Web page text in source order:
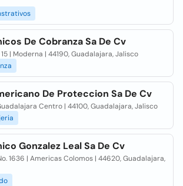
De Cobranza Sa De Cv
| Moderna | 44190, Guadalajara, Jalisco
De Proteccion Sa De Cv
Centro | 44100, Guadalajara, Jalisco
Gonzalez Leal Sa De Cv
1636 | Americas Colomos | 44620, Guadalajara,